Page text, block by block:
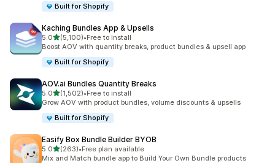
Built for Shopify
Kaching Bundles App & Upsells
5.05つ星中
(5,100)
合計レビュー数：5100件
•Free to install
Boost AOV with quantity breaks, product bundles & upsell app
Built for Shopify
AOV.ai Bundles Quantity Breaks
5.05つ星中
(1,502)
合計レビュー数：1502件
•Free to install
Grow AOV with product bundles, volume discounts & upsells
Built for Shopify
Easify Box Bundle Builder BYOB
5.05つ星中
(263)
合計レビュー数：263件
•Free plan available
Mix and Match bundle app to Build Your Own Bundle products